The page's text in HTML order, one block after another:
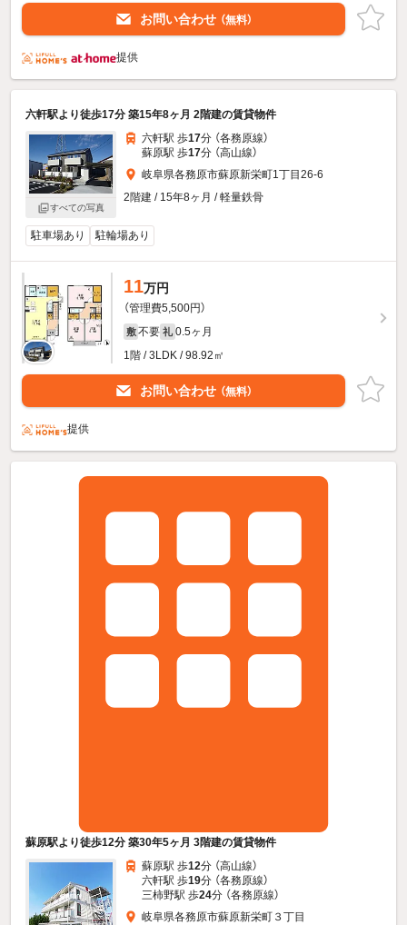
お問い合わせ （無料）
提供
六軒駅より徒歩17分 築15年8ヶ月 2階建の賃貸物件
すべての写真
六軒駅 歩17分 （各務原線）
蘇原駅 歩17分 （高山線）
岐阜県各務原市蘇原新栄町1丁目26-6
2階建 / 15年8ヶ月 / 軽量鉄骨
駐車場あり 駐輪場あり
11万円
（管理費5,500円）
敷 不要 礼 0.5ヶ月
1階 / 3LDK / 98.92㎡
お問い合わせ （無料）
提供
蘇原駅より徒歩12分 築30年5ヶ月 3階建の賃貸物件
蘇原駅 歩12分 （高山線）
六軒駅 歩19分 （各務原線）
三柿野駅 歩24分 （各務原線）
岐阜県各務原市蘇原新栄町３丁目